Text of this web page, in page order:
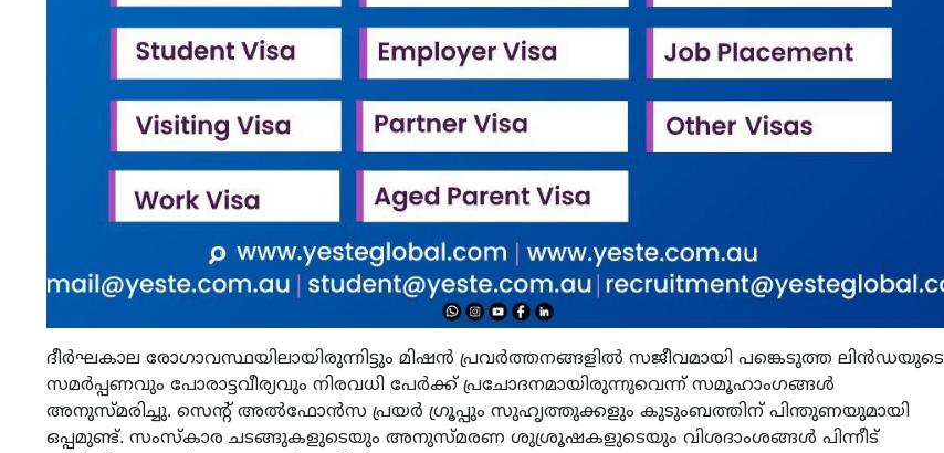
ദീർഘകാല രോഗാവസ്ഥയിലായിരുന്നിട്ടും മിഷൻ പ്രവർത്തനങ്ങളിൽ സജീവമായി പങ്കെടുത്ത ലിൻഡയുടെ
സമർപ്പണവും പോരാട്ടവീര്യവും നിരവധി പേർക്ക് പ്രചോദനമായിരുന്നുവെന്ന് സമൂഹാംഗങ്ങൾ
അനുസ്മരിച്ചു. സെന്റ് അൽഫോൻസ പ്രയർ ഗ്രൂപ്പും സുഹൃത്തുക്കളും കുടുംബത്തിന് പിന്തുണയുമായി
ഒപ്പമുണ്ട്. സംസ്കാര ചടങ്ങുകളുടെയും അനുസ്മരണ ശുശ്രൂഷകളുടെയും വിശദാംശങ്ങൾ പിന്നീട്